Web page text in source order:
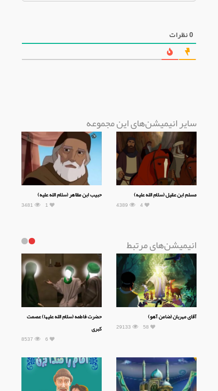
0نظرات
سایر انیمیشن‌های این مجموعه
مسلم ابن عقیل (سلام الله علیه)
4389 4
حبیب ابن مظاهر (سلام الله علیه)
3481 1
انیمیشن‌های مرتبط
آقای مهربان (ضامن آهو)
29133 58
حضرت فاطمه (سلام الله علیها) عصمت
کبری
8537 6